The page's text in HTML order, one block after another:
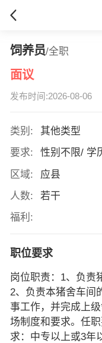
饲养员/全职
面议
发布时间:2026-08-06
类别:
其他类型
要求:
性别不限/ 学
区域:
应县
人数:
若干
福利:
职位要求
岗位职责：1、负责
2、负责本猪舍车间
事工作，并完成上
场制度和要求。任
求：中专以上或3年